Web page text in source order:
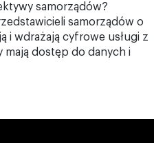
samorządów?
samorządów o
i wdrażają cyfrowe usługi z
mają dostęp do danych i